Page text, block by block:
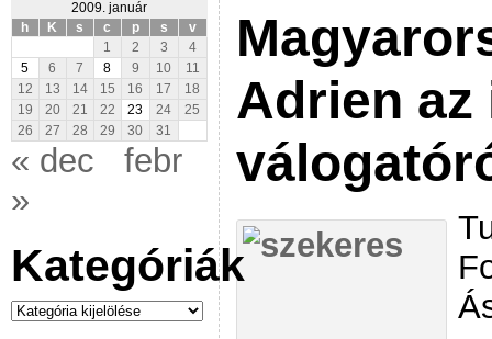
2009. január
h
K s c p s
v
1
2 3
4
5
6 7 8 9 10
11
12
13 14 15 16 17
18
19
20 21 22 23 24
25
26
27 28 29 30 31
« dec
febr
»
Kategóriák
Kategóriák
Adrien az